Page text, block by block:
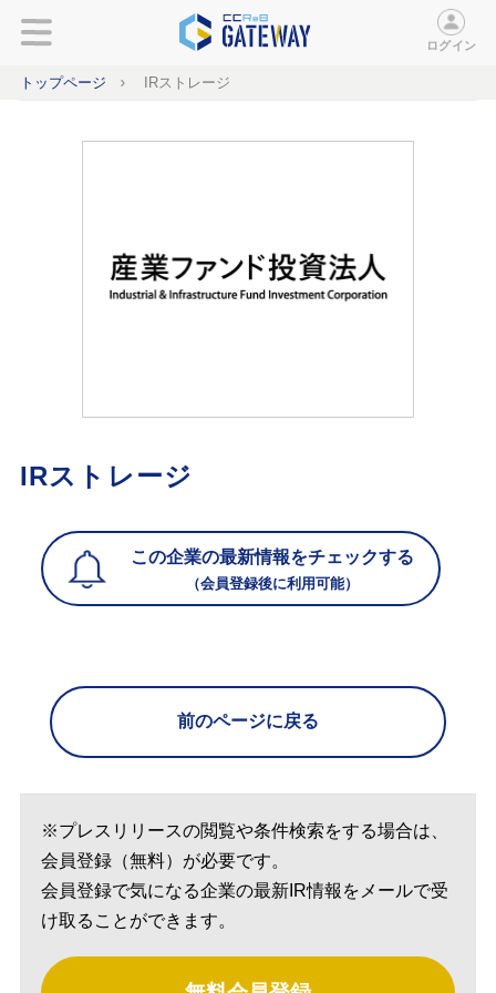
ログイン
トップページ IRストレージ
IRストレージ
この企業の最新情報をチェックする
（会員登録後に利用可能）
前のページに戻る
※プレスリリースの閲覧や条件検索をする場合は、
会員登録（無料）が必要です。
会員登録で気になる企業の最新IR情報をメールで受
け取ることができます。